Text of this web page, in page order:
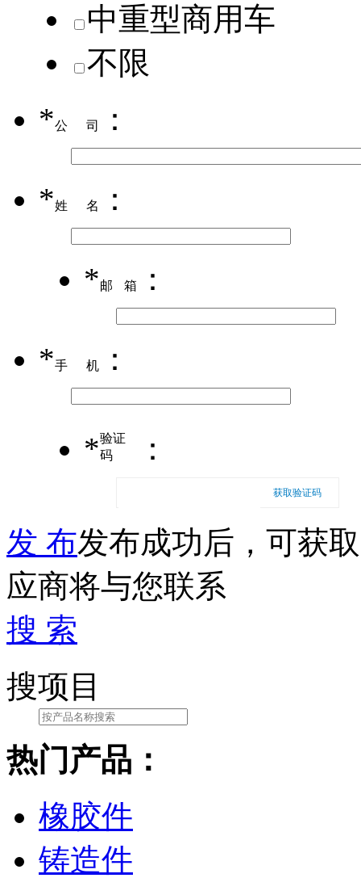
中重型商用车
不限
*公司 ：
*姓名 ：
*邮箱 ：
*手机 ：
*验证
码
：
获取验证码
发 布发布成功后，可获
应商将与您联系
搜 索
搜项目
热门产品：
橡胶件
铸造件